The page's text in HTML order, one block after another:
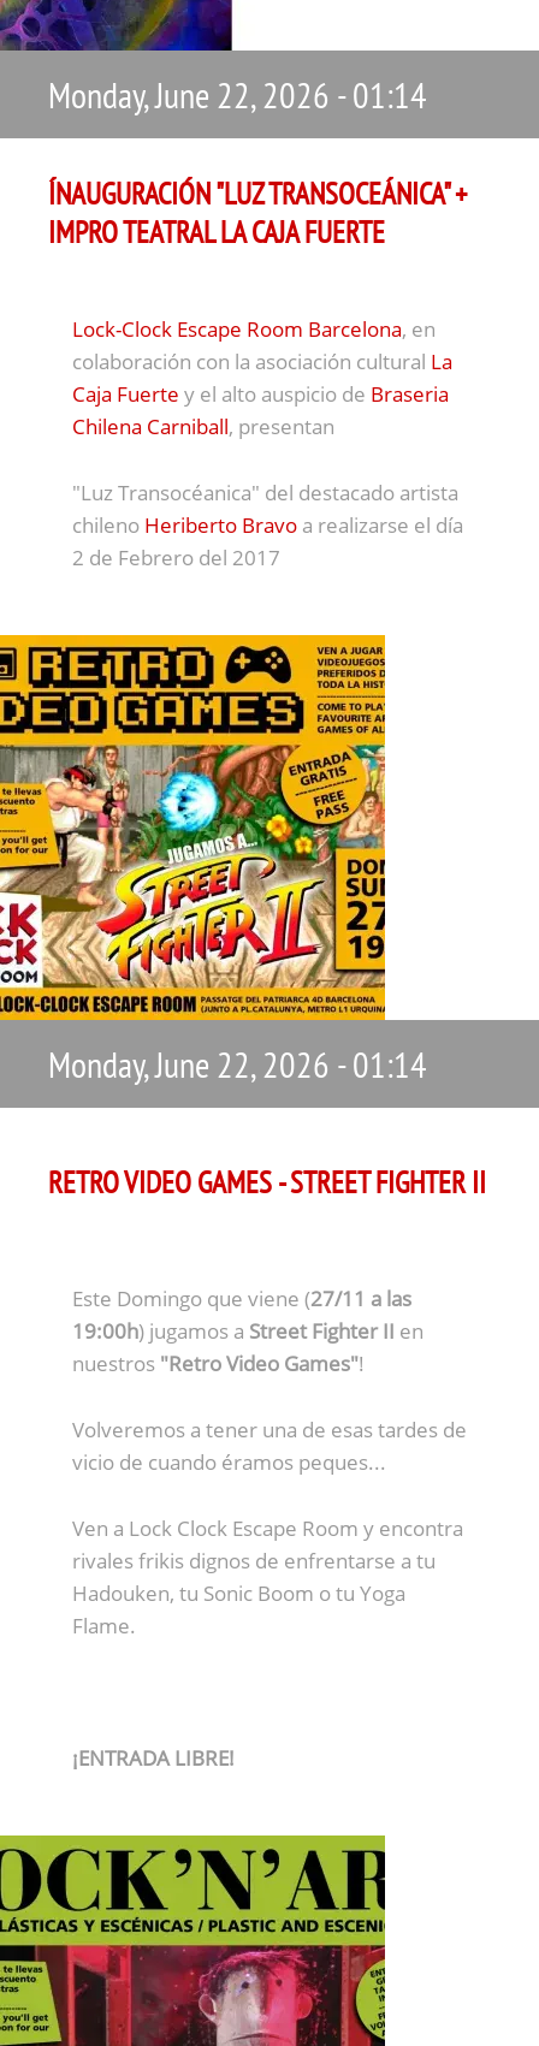
Monday, June 22, 2026 - 01:14
ÍNAUGURACIÓN "LUZ TRANSOCEÁNICA" +
IMPRO TEATRAL LA CAJA FUERTE
Lock-Clock Escape Room Barcelona, en
colaboración con la asociación cultural
La
Caja Fuerte y el alto auspicio de Braseria
Chilena Carniball , presentan
"Luz Transocéanica" del destacado artista
chileno Heriberto Bravo a realizarse el día
2 de Febrero del 2017
Monday, June 22, 2026 - 01:14
RETRO VIDEO GAMES - STREET FIGHTER II
Este Domingo que viene (27/11 a las
19:00h) jugamos a Street Fighter II
en
nuestros "Retro Video Games"!
Volveremos a tener una de esas tardes de
vicio de cuando éramos peques...
Ven a Lock Clock Escape Room y encontra
rivales frikis dignos de enfrentarse a tu
Hadouken, tu Sonic Boom o tu Yoga
Flame.
¡ENTRADA LIBRE!